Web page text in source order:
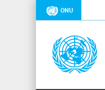
ONU